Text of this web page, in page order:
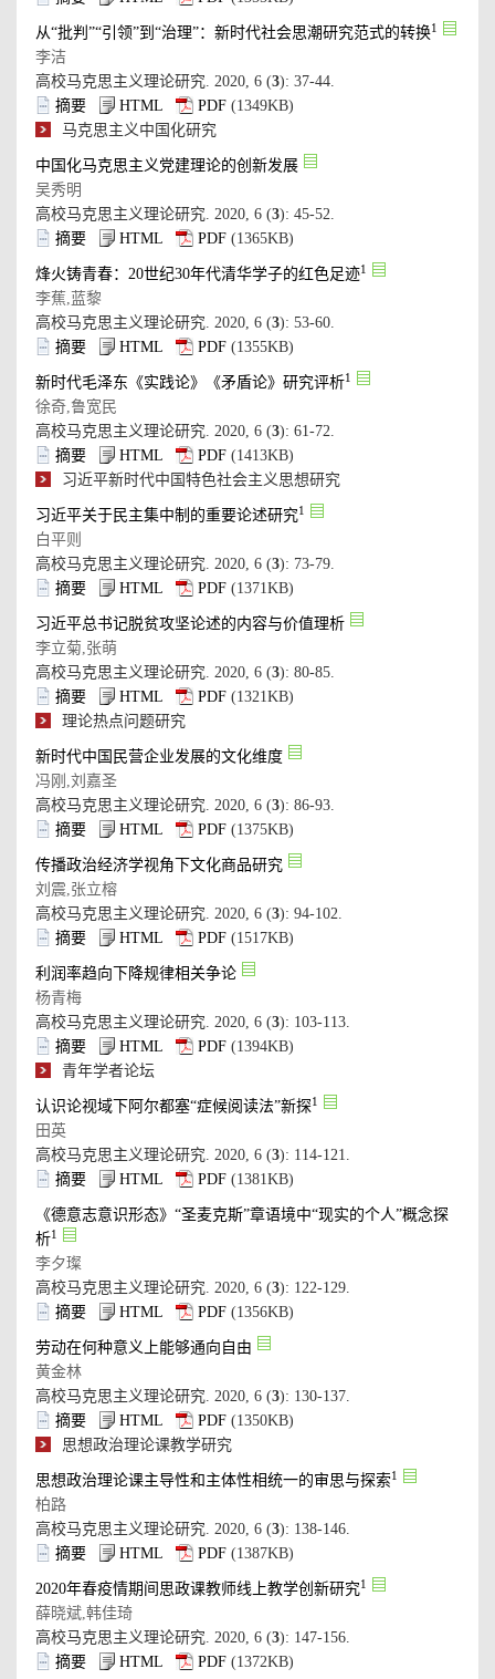
): 37-44.
): 45-52.
): 53-60.
): 61-72.
): 73-79.
): 80-85.
): 86-93.
): 94-102.
): 103-113.
): 114-121.
): 122-129.
): 130-137.
): 138-146.
): 147-156.